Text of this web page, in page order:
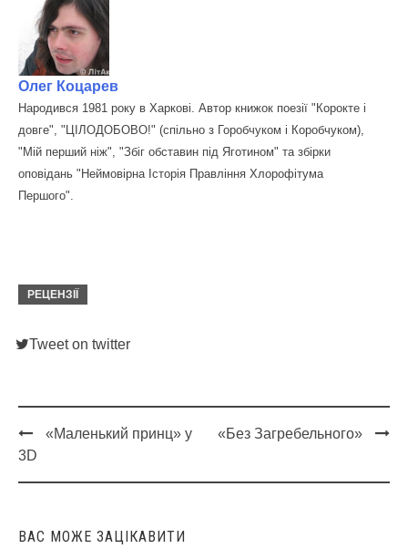
Олег Коцарев
Народився 1981 року в Харкові. Автор книжок поезії "Корокте і
довге", "ЦІЛОДОБОВО!" (спільно з Горобчуком і Коробчуком),
"Мій перший ніж", "Збіг обставин під Яготином" та збірки
оповідань "Неймовірна Історія Правління Хлорофітума
Першого".
РЕЦЕНЗІЇ
Tweet on twitter
Post
navigation
«Маленький принц» у
3D
«Без Загребельного»
ВАС МОЖЕ ЗАЦІКАВИТИ